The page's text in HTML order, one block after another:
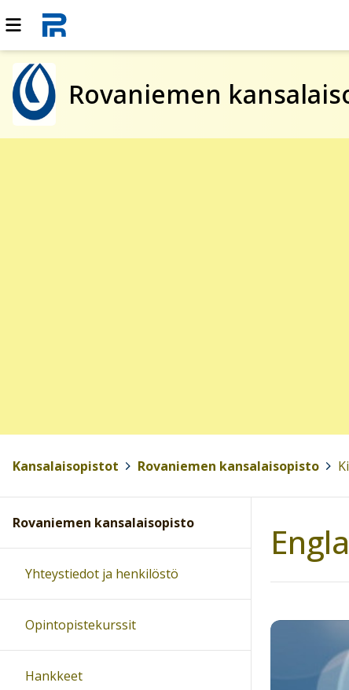
Rovaniemen
Kansalaisopistot Rovaniemen kansalaisopisto
Rovaniemen kansalaisopisto
Yhteystiedot ja henkilöstö
Opintopistekurssit
Hankkeet